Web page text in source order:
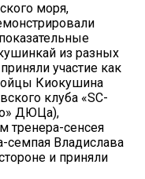
моря,
из разных
участие как
Киокушина
клуба «SC-
ДЮЦа),
тренера-сенсея
семпая Владислава
и приняли